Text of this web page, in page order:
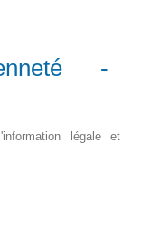
-
légale et